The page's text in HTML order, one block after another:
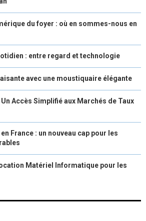
du foyer : où en sommes-nous en
: entre regard et technologie
avec une moustiquaire élégante
Accès Simplifié aux Marchés de Taux
France : un nouveau cap pour les
Matériel Informatique pour les